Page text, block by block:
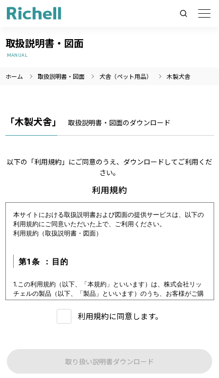
製品情報のみを検索
取扱説明書・図面
MANUAL
ホーム 取扱説明書・図面 犬舎（ペット用品） 木製犬舎
「木製犬舎」 取扱説明書・図面のダウンロード
以下の「利用規約」にご同意のうえ、ダウンロードしてご利用くだ
さい。
利用規約
本サイトにおける取扱説明書および図面の提供サービスは、以下の
利用規約にご同意いただいた上で、ご利用ください。
利用規約（取扱説明書・図面）
第1条 ：目的
1.この利用規約（以下、「本規約」といいます）は、株式会社リッ
チェルの製品（以下、「製品」といいます）のうち、お客様がご購
入いただいた製品または購入を検討中の製品（以下、「当該製品」
といいます。）に関するデータ（以下、「本データ等」といいま
す）の提供サービス（以下「本サービス」といいます）における利
に従い本サービスを利用いただくものとし、本規約に同意いただけ
ない場合には本サービスをご利用いただけないものとします。
利用規約に同意します。
取り扱い説明書ダウンロード